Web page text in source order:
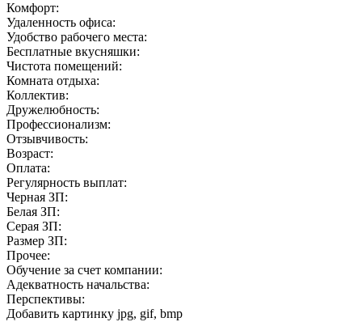
Комфорт:
Удаленность офиса:
Удобство рабочего места:
Бесплатные вкусняшки:
Чистота помещений:
Комната отдыха:
Коллектив:
Дружелюбность:
Профессионализм:
Отзывчивость:
Возраст:
Оплата:
Регулярность выплат:
Черная ЗП:
Белая ЗП:
Серая ЗП:
Размер ЗП:
Прочее:
Обучение за счет компании:
Адекватность начальства:
Перспективы:
Добавить картинку jpg, gif, bmp